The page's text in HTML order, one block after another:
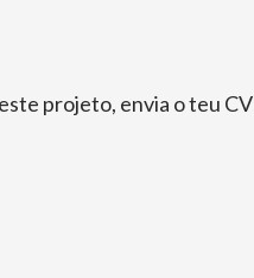
projeto, envia o teu CV